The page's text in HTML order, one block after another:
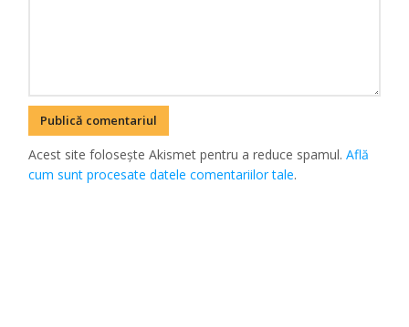
Acest site folosește Akismet pentru a reduce spamul.Află
cum sunt procesate datele comentariilor tale.